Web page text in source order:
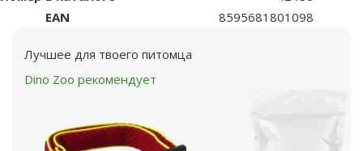
EAN
8595681801098
Лучшее для твоего питомца
Dino Zoo рекомендует